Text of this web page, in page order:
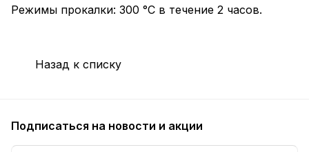
Режимы прокалки: 300 °C в течение 2 часов.
Назад к списку
Подписаться на новости и акции